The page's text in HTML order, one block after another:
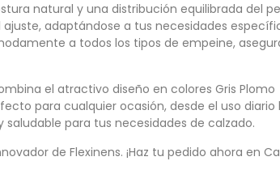
natural y una distribución equilibrada del
adaptándose a tus necesidades
a todos los tipos de empeine,
el atractivo diseño en colores Gris Plomo
para cualquier ocasión, desde el uso diario
para tus necesidades de calzado.
de Flexinens. ¡Haz tu pedido ahora en